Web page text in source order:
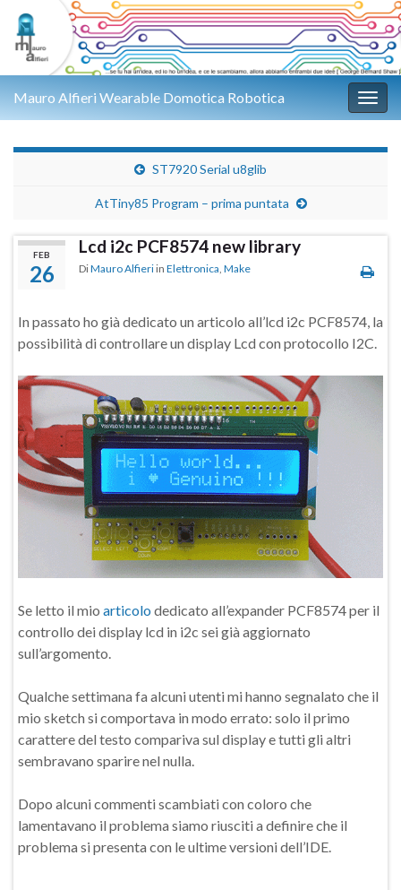
Mauro Alfieri Wearable Domotica Robotica
ST7920 Serial u8glib
AtTiny85 Program – prima puntata
FEB
26
Lcd i2c PCF8574 new library
DiMauro Alfieri in Elettronica, Make
In passato ho già dedicato un articolo all’lcd i2c PCF8574, la
possibilità di controllare un display Lcd con protocollo I2C.
Se letto il mio articolo dedicato all’expander PCF8574 per il
controllo dei display lcd in i2c sei già aggiornato
sull’argomento.
Qualche settimana fa alcuni utenti mi hanno segnalato che il
mio sketch si comportava in modo errato: solo il primo
carattere del testo compariva sul display e tutti gli altri
sembravano sparire nel nulla.
Dopo alcuni commenti scambiati con coloro che
lamentavano il problema siamo riusciti a definire che il
problema si presenta con le ultime versioni dell’IDE.